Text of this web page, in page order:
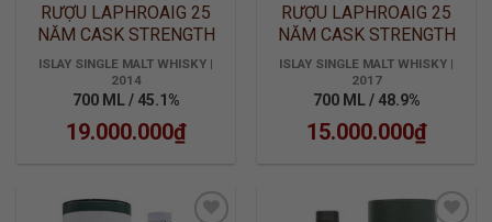
RƯỢU LAPHROAIG 25
NĂM CASK STRENGTH
2014
ISLAY SINGLE MALT WHISKY |
2014
700 ML / 45.1%
19.000.000₫
RƯỢU LAPHROAIG 25
NĂM CASK STRENGTH
2017
ISLAY SINGLE MALT WHISKY |
2017
700 ML / 48.9%
15.000.000₫